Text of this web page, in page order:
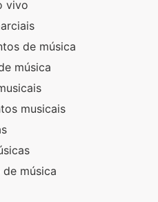
vivo
de música
música
musicais
de música